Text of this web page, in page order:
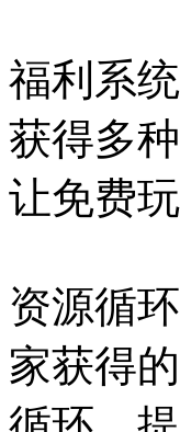
福利系
获得多
让免费
资源循
家获得